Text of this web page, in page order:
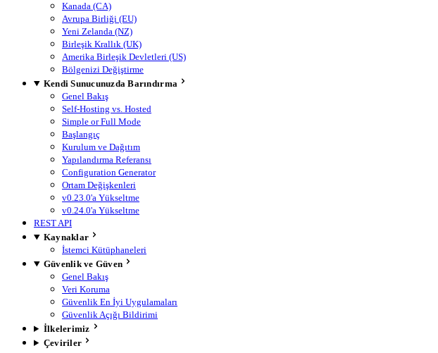
Kanada (CA)
Avrupa Birliği (EU)
Yeni Zelanda (NZ)
Birleşik Krallık (UK)
Amerika Birleşik Devletleri (US)
Bölgenizi Değiştirme
Kendi Sunucunuzda Barındırma
Genel Bakış
Self-Hosting vs. Hosted
Simple or Full Mode
Başlangıç
Kurulum ve Dağıtım
Yapılandırma Referansı
Configuration Generator
Ortam Değişkenleri
v0.23.0'a Yükseltme
v0.24.0'a Yükseltme
REST API
Kaynaklar
İstemci Kütüphaneleri
Güvenlik ve Güven
Genel Bakış
Veri Koruma
Güvenlik En İyi Uygulamaları
Güvenlik Açığı Bildirimi
İlkelerimiz
Çeviriler